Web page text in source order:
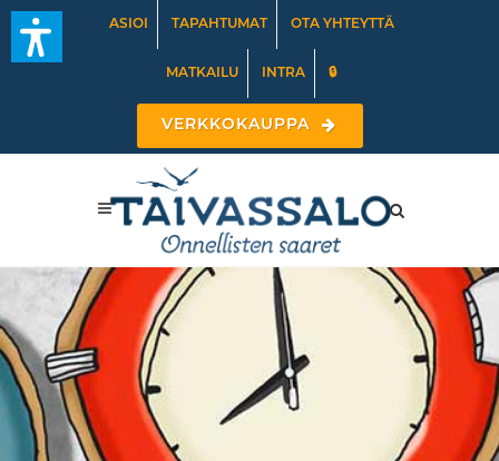
ASIOI TAPAHTUMAT OTA YHTEYTTÄ
MATKAILU INTRA 🔒
VERKKOKAUPPA